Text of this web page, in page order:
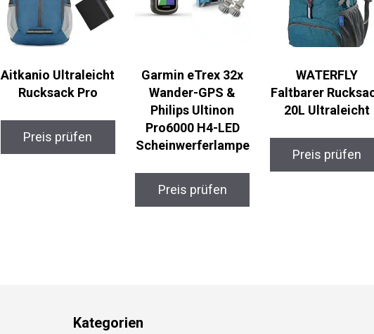
Aitkanio Ultraleicht
Rucksack Pro
Preis prüfen
Garmin eTrex 32x
Wander-GPS &
Philips Ultinon
Pro6000 H4-LED
Scheinwerferlampe
Preis prüfen
WATERFLY
Faltbarer
20L Ultraleicht
Preis prüfen
Kategorien